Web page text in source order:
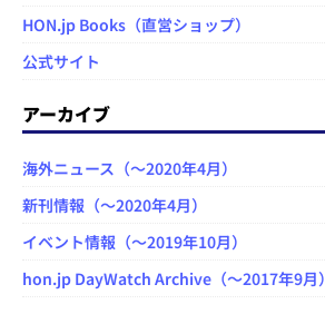
HON.jp Books（直営ショップ）
公式サイト
アーカイブ
海外ニュース（～2020年4月）
新刊情報（～2020年4月）
イベント情報（～2019年10月）
hon.jp DayWatch Archive（～2017年9月）